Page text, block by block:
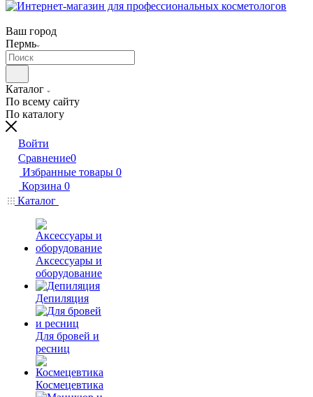
Ваш город
Пермь
Каталог
По всему сайту
По каталогу
Войти
Сравнение0
Избранные товары 0
Корзина 0
Каталог
Аксессуары и
оборудование
Депиляция
Для бровей и
ресниц
Космецевтика